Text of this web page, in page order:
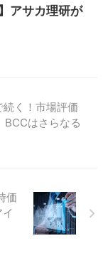
アサカ理研が
く！市場評価
はさらなる
価